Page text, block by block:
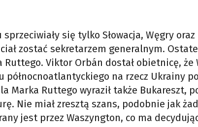
się tylko Słowacja, Węgry
zostać sekretarzem generalnym.
Ruttego. Viktor Orbán dostał obietnicę, że
północnoatlantyckiego na rzecz Ukrainy
Marka Ruttego wyraził także Bukareszt,
Nie miał zresztą szans, podobnie jak
jest przez Waszyngton, co ma